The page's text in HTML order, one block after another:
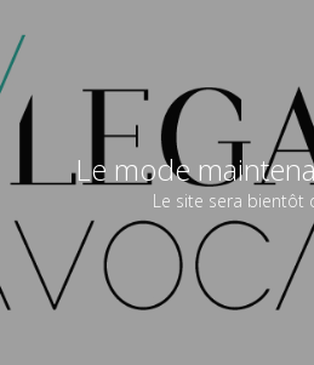
Le mode
Le site sera bientôt